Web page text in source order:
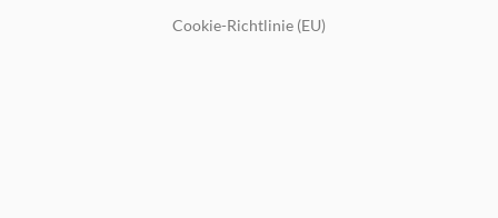
Cookie-Richtlinie (EU)